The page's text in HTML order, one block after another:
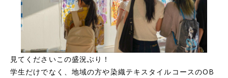
見てくださいこの盛況ぶり！
学生だけでなく、地域の方や染織テキスタイルコースのOB